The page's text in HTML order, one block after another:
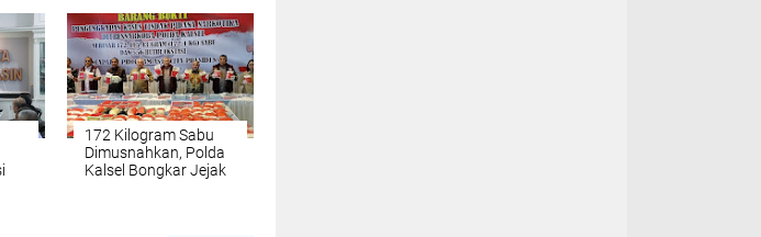
172 Kilogram Sabu
Dimusnahkan, Polda
Kalsel Bongkar Jejak